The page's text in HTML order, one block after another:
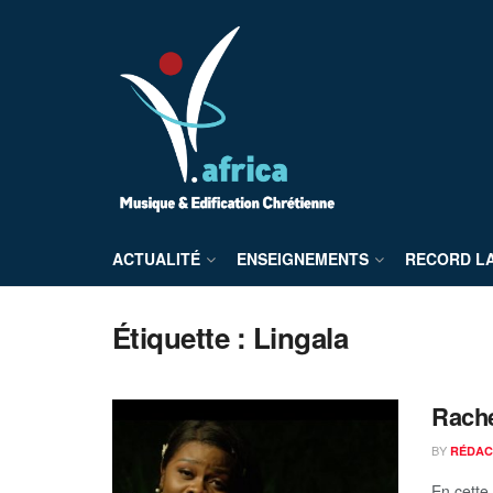
ACTUALITÉ ENSEIGNEMENTS RECORD
Étiquette : Lingala
BY